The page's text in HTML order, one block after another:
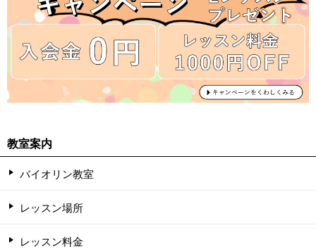
教室案内
バイオリン教室
レッスン場所
レッスン料金